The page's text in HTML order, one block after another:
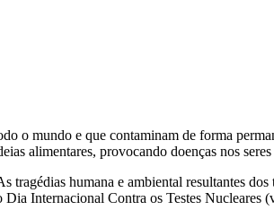
o mundo e que contaminam de forma
alimentares, provocando doenças nos
tragédias humana e ambiental resultantes
Dia Internacional Contra os Testes Nucleares